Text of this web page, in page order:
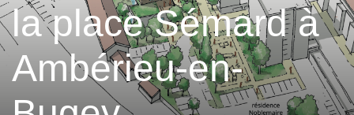
la place Sémard à
Ambérieu-en-